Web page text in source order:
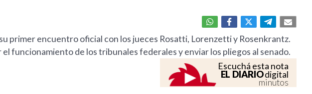
primer encuentro oficial con los jueces Rosatti, Lorenzetti y Rosenkrantz.
funcionamiento de los tribunales federales y enviar los pliegos al senado.
Escuchá esta nota
EL DIARIOdigital
minutos